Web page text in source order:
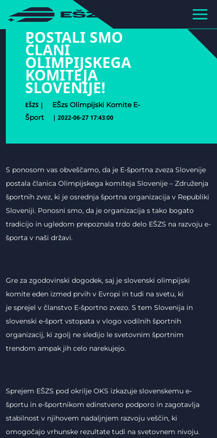
hihiiiiiiiiiii
POSTALI SMO
ČLANI
OLIMPIJSKEGA
KOMITEJA
SLOVENIJE!
EŠZS |
EŠzs Olimpijski Komite E-
Šport
| 2022-06-27 17:43:00
S ponosom vas obveščamo, da je E-športna zveza Slovenije
postala članica Olimpijskega komiteja Slovenije – Združenja
športnih zvez, ki je osrednja športna organizacija v Republiki
Sloveniji. Ponosni smo, da je organizacija s tako bogato
tradicijo in ugledom prepoznala trdo delo EŠZS na razvoju e-
športa v naši državi.
Gre za zgodovinski dogodek, saj je slovenski olimpijski
komite eden izmed prvih v Evropi in tudi na svetu, ki
je sprejel v članstvo E-športno zvezo. S tem Slovenija in
slovenski e-šport vstopata v vlogo vodilnih športnih
organizacij, ki zgolj ne sledijo le svetovnim športnim
trendom ampak jih celo narekujejo.
Sprejem EŠZS pod okrilje OKS izkazuje slovenskemu e-
športu in e-športnikom edinstveno podporo in zagotavlja
stabilnost v njihovem nadaljnjem razvoju veščin, ki
omogočajo vrhunske rezultate tudi na svetovnem nivoju.